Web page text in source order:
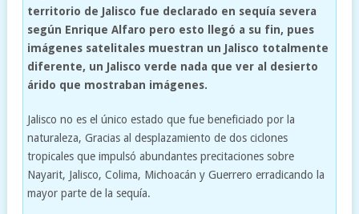
territorio de Jalisco fue declarado en sequía severa
según Enrique Alfaro pero esto llegó a su fin, pues
imágenes satelitales muestran un Jalisco totalmente
diferente, un Jalisco verde nada que ver al desierto
árido que mostraban imágenes.
Jalisco no es el único estado que fue beneficiado por la
naturaleza, Gracias al desplazamiento de dos ciclones
tropicales que impulsó abundantes precitaciones sobre
Nayarit, Jalisco, Colima, Michoacán y Guerrero erradicando la
mayor parte de la sequía.